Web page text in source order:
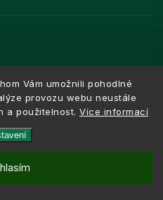
Vám umožnili pohodlné
provozu webu neustále
a použitelnost. Více informací
. Všechna práva vyhrazena.
| Design